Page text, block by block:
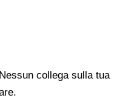
collega sulla tua